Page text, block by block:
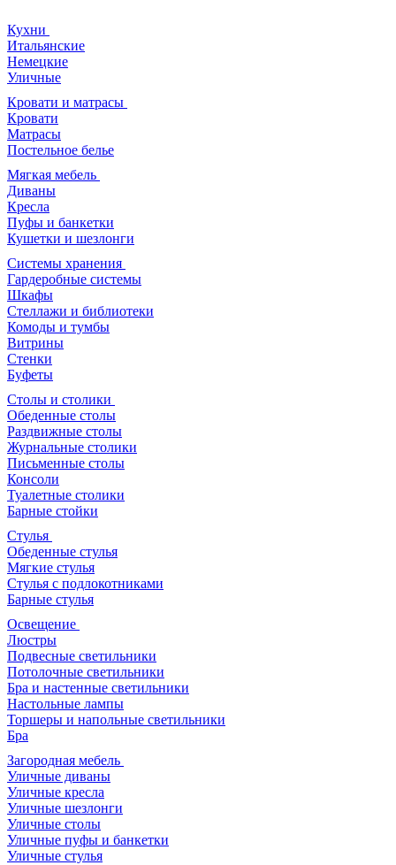
Кухни
Итальянские
Немецкие
Уличные
Кровати и матрасы
Кровати
Матрасы
Постельное белье
Мягкая мебель
Диваны
Кресла
Пуфы и банкетки
Кушетки и шезлонги
Системы хранения
Гардеробные системы
Шкафы
Стеллажи и библиотеки
Комоды и тумбы
Витрины
Стенки
Буфеты
Столы и столики
Обеденные столы
Раздвижные столы
Журнальные столики
Письменные столы
Консоли
Туалетные столики
Барные стойки
Стулья
Обеденные стулья
Мягкие стулья
Стулья с подлокотниками
Барные стулья
Освещение
Люстры
Подвесные светильники
Потолочные светильники
Бра и настенные светильники
Настольные лампы
Торшеры и напольные светильники
Бра
Загородная мебель
Уличные диваны
Уличные кресла
Уличные шезлонги
Уличные столы
Уличные пуфы и банкетки
Уличные стулья